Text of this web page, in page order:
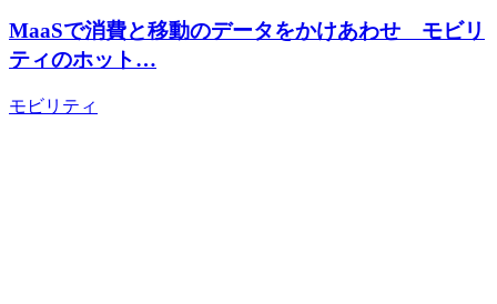
MaaSで消費と移動のデータをかけあわせ モビリ
ティのホット…
モビリティ